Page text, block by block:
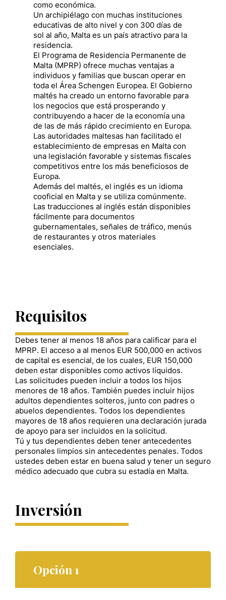
como económica.
Un archipiélago con muchas instituciones
educativas de alto nivel y con 300 días de
sol al año, Malta es un país atractivo para la
residencia.
El Programa de Residencia Permanente de
Malta (MPRP) ofrece muchas ventajas a
individuos y familias que buscan operar en
toda el Área Schengen Europea. El Gobierno
maltés ha creado un entorno favorable para
los negocios que está prosperando y
contribuyendo a hacer de la economía una
de las de más rápido crecimiento en Europa.
Las autoridades maltesas han facilitado el
establecimiento de empresas en Malta con
una legislación favorable y sistemas fiscales
competitivos entre los más beneficiosos de
Europa.
Además del maltés, el inglés es un idioma
cooficial en Malta y se utiliza comúnmente.
Las traducciones al inglés están disponibles
fácilmente para documentos
gubernamentales, señales de tráfico, menús
de restaurantes y otros materiales
esenciales.
Requisitos
Debes tener al menos 18 años para calificar para el
MPRP. El acceso a al menos EUR 500,000 en activos
de capital es esencial, de los cuales, EUR 150,000
deben estar disponibles como activos líquidos.
Las solicitudes pueden incluir a todos los hijos
menores de 18 años. También puedes incluir hijos
adultos dependientes solteros, junto con padres o
abuelos dependientes. Todos los dependientes
mayores de 18 años requieren una declaración jurada
de apoyo para ser incluidos en la solicitud.
Tú y tus dependientes deben tener antecedentes
personales limpios sin antecedentes penales. Todos
ustedes deben estar en buena salud y tener un seguro
médico adecuado que cubra su estadía en Malta.
Inversión
Opción 1